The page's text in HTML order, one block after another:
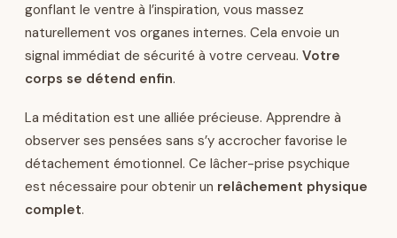
gonflant le ventre à l’inspiration, vous massez
naturellement vos organes internes. Cela envoie un
signal immédiat de sécurité à votre cerveau. Votre
corps se détend enfin.
La méditation est une alliée précieuse. Apprendre à
observer ses pensées sans s’y accrocher favorise le
détachement émotionnel. Ce lâcher-prise psychique
est nécessaire pour obtenir un relâchement physique
complet.